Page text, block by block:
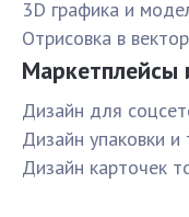
3D графика и
Отрисовка в
Маркетплейсы
Дизайн для
Дизайн упаковки и
Дизайн карточек